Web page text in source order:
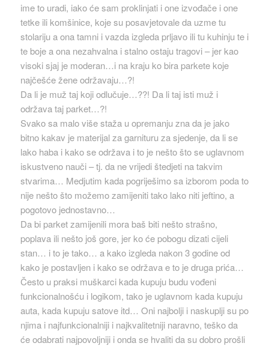
ime to uradi, iako će sam proklinjati i one izvođače i one
tetke ili komšinice, koje su posavjetovale da uzme tu
stolariju a ona tamni i vazda izgleda prljavo ili tu kuhinju te i
te boje a ona nezahvalna i stalno ostaju tragovi – jer kao
visoki sjaj je moderan…i na kraju ko bira parkete koje
najčešće žene održavaju…?!
Da li je muž taj koji odlučuje…??! Da li taj isti muž i
održava taj parket…?!
Svako sa malo više staža u opremanju zna da je jako
bitno kakav je materijal za garnituru za sjedenje, da li se
lako haba i kako se održava i to je nešto što se uglavnom
iskustveno nauči – tj. da ne vrijedi štedjeti na takvim
stvarima… Medjutim kada pogriješimo sa izborom poda to
nije nešto što možemo zamijeniti tako lako niti jeftino, a
pogotovo jednostavno…
Da bi parket zamijenili mora baš biti nešto strašno,
poplava ili nešto još gore, jer ko će pobogu dizati cijeli
stan… i to je tako… a kako izgleda nakon 3 godine od
kako je postavljen i kako se održava e to je druga prića…
Često u praksi muškarci kada kupuju budu vođeni
funkcionalnošću i logikom, tako je uglavnom kada kupuju
auta, kada kupuju satove itd… Oni najbolji i naskuplji su po
njima i najfunkcionalniji i najkvalitetniji naravno, teško da
će odabrati najpovoljniji i onda se hvaliti da su dobro prošli